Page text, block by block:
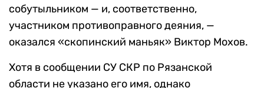
собутыльником — и, соответственно,
участником противоправного деяния, —
оказался «скопинский маньяк» Виктор Мохов.
Хотя в сообщении СУ СКР по Рязанской
области не указано его имя, однако